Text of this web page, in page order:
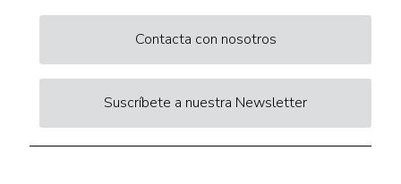
Contacta con nosotros
Suscríbete a nuestra Newsletter